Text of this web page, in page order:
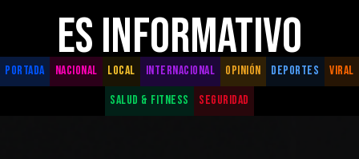
ES INFORMATIVO
PORTADA NACIONAL LOCAL INTERNACIONAL OPINIÓN DEPORTES
VIRAL
SALUD & FITNESS
SEGURIDAD